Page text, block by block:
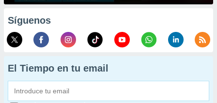
Síguenos
El Tiempo en tu email